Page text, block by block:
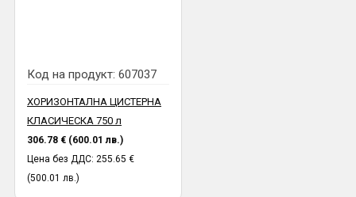
Код на продукт: 607037
ХОРИЗОНТАЛНА ЦИСТЕРНА
КЛАСИЧЕСКА 750 л
306.78 € (600.01 лв.)
Цена без ДДС: 255.65 €
(500.01 лв.)